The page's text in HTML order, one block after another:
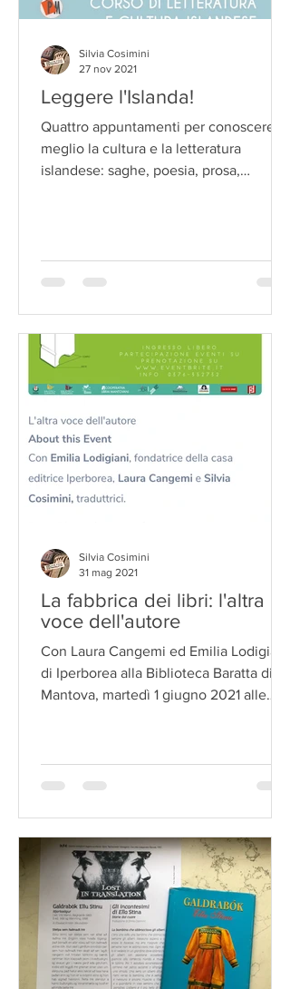
Leggere l'Islanda!
Quattro appuntamenti per conoscere
meglio la cultura e la letteratura
islandese: saghe, poesia, prosa,
Silvia Cosimini
27 nov 2021
La fabbrica dei libri: l'altra
voce dell'autore
Con Laura Cangemi ed Emilia Lodigiani
di Iperborea alla Biblioteca Baratta di
Mantova, martedì 1 giugno 2021 alle
Silvia Cosimini
31 mag 2021